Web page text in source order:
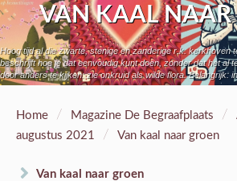
VAN KAAL NAAR
Hoog tijd al die zwarte, stenige en zanderige r.k. kerkhoven
beschrijft hoe je dat eenvoudig kunt doen, zonder dat het al
door anders te kijken: zie onkruid als wilde flora. Belangrijk:
Home / Magazine De Begraafplaats /
augustus 2021 / Van kaal naar groen
Van kaal naar groen